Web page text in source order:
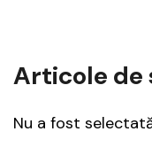
Articole de
Nu a fost